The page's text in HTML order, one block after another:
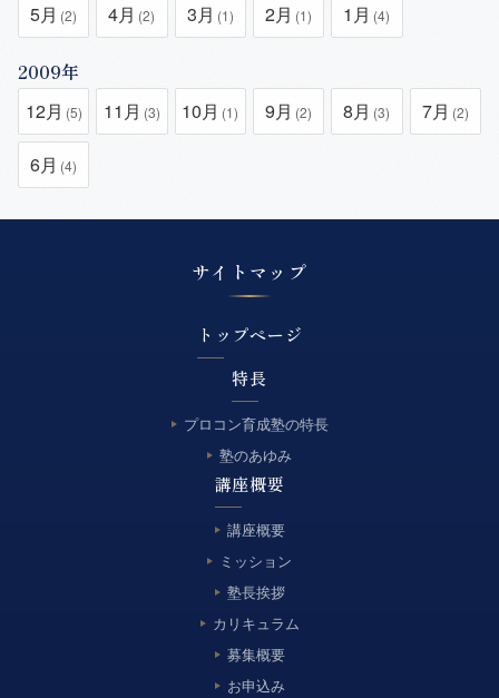
5月 (2) 4月 (2) 3月 (1) 2月 (1) 1月 (4)
2009年
12月 (5) 11月 (3) 10月 (1) 9月 (2) 8月 (3) 7月 (2)
6月 (4)
サイトマップ
トップページ
特長
プロコン育成塾の特長
塾のあゆみ
講座概要
講座概要
ミッション
塾長挨拶
カリキュラム
募集概要
お申込み